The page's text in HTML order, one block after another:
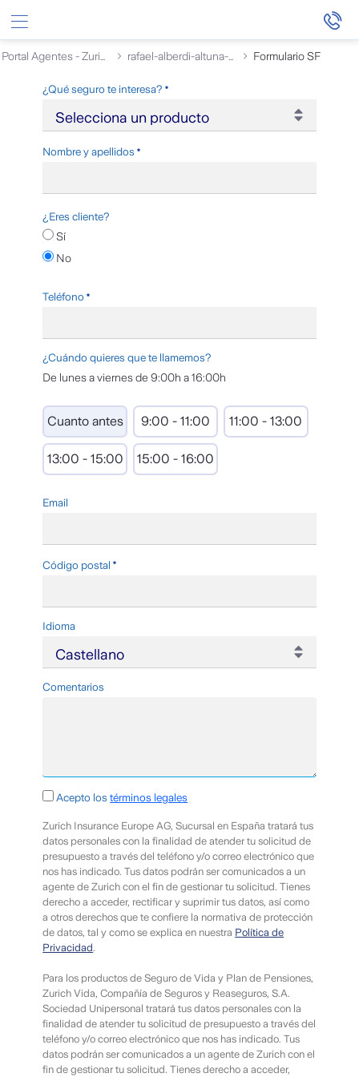
Saltar al contenido principal
Formulario SF
Zurich-Callmeback-Corporate
¿Qué seguro te interesa? Requerido
Nombre y apellidos Requerido
¿Eres cliente?
Sí
No
Teléfono Requerido
¿Cuándo quieres que te llamemos?
De lunes a viernes de 9:00h a 16:00h
Cuanto antes 9:00 - 11:00 11:00 - 13:00
13:00 - 15:00 15:00 - 16:00
Email
Código postal Requerido
Idioma
Comentarios
Acepto lostérminos legales
Requerido
Zurich Insurance Europe AG, Sucursal en España tratará tus
datos personales con la finalidad de atender tu solicitud de
presupuesto a través del teléfono y/o correo electrónico que
nos has indicado. Tus datos podrán ser comunicados a un
agente de Zurich con el fin de gestionar tu solicitud. Tienes
derecho a acceder, rectificar y suprimir tus datos, así como
a otros derechos que te confiere la normativa de protección
de datos, tal y como se explica en nuestra Política de
Privacidad.
Para los productos de Seguro de Vida y Plan de Pensiones,
Zurich Vida, Compañía de Seguros y Reaseguros, S.A.
Sociedad Unipersonal tratará tus datos personales con la
finalidad de atender tu solicitud de presupuesto a través del
teléfono y/o correo electrónico que nos has indicado. Tus
datos podrán ser comunicados a un agente de Zurich con el
fin de gestionar tu solicitud. Tienes derecho a acceder,